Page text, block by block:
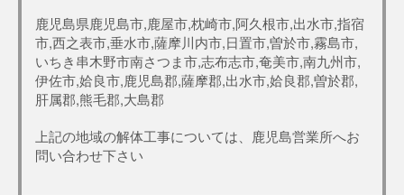
鹿児島県鹿児島市,鹿屋市,枕崎市,阿久根市,出水市,指宿
市,西之表市,垂水市,薩摩川内市,日置市,曽於市,霧島市,
いちき串木野市南さつま市,志布志市,奄美市,南九州市,
伊佐市,姶良市,鹿児島郡,薩摩郡,出水市,姶良郡,曽於郡,
肝属郡,熊毛郡,大島郡
上記の地域の解体工事については、鹿児島営業所へお
問い合わせ下さい